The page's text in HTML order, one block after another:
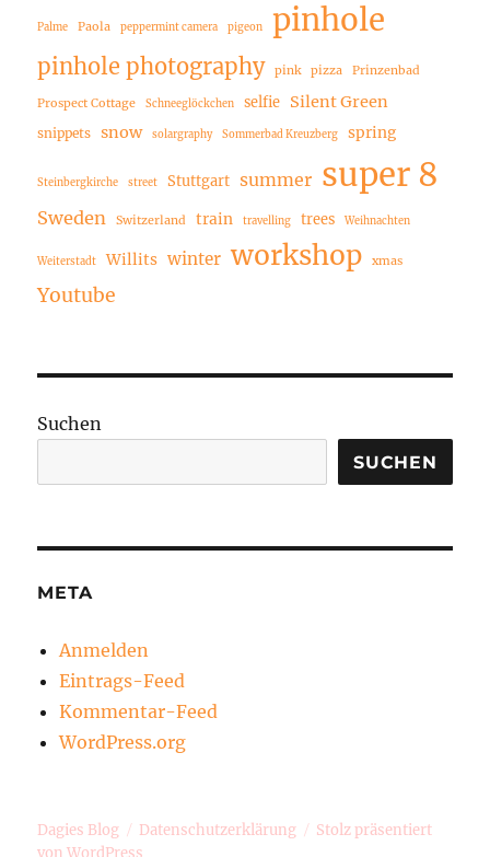
Palme Paola peppermint camera pigeon pinhole
pinhole photography pink pizza Prinzenbad
Prospect Cottage Schneeglöckchen selfie Silent Green
snippets snow solargraphy Sommerbad Kreuzberg spring
Steinbergkirche street Stuttgart summer super 8
Sweden Switzerland train travelling trees Weihnachten
Weiterstadt Willits winter workshop xmas
Youtube
Suchen
SUCHEN
META
Anmelden
Eintrags-Feed
Kommentar-Feed
WordPress.org
Dagies Blog Datenschutzerklärung
Stolz präsentiert